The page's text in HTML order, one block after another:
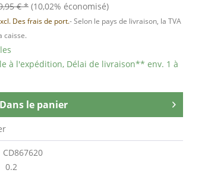
€ * (10,02% économisé)
Des frais de port.- Selon le pays de livraison, la TVA
caisse.
à l'expédition, Délai de livraison** env. 1 à
Dans le panier
CD867620
0.2